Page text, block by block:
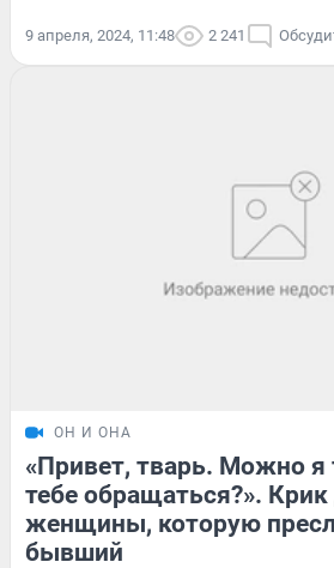
9 апреля, 2024, 11:48 2 241
ОН И ОНА
«Привет, тварь. Можно я
тебе обращаться?».
женщины, которую
бывший